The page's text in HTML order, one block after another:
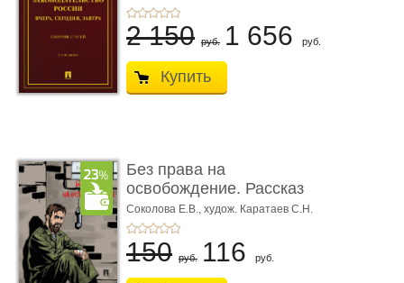
2 150 руб. 1 656 руб.
Купить
Без права на
освобождение. Рассказ
Соколова Е.В., худож. Каратаев С.Н.
150 руб. 116 руб.